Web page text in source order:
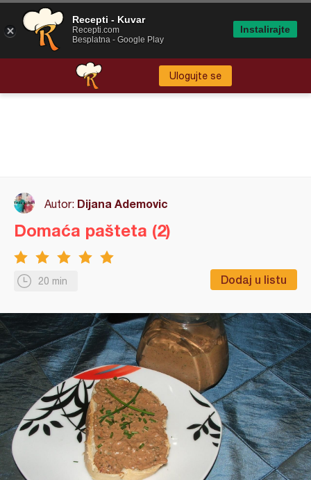
Ulogujte se
Autor: Dijana Ademovic
20 min Dodaj u listu
Domaća pašteta (2)
Recepti - Kuvar
Recepti.com
Besplatna - Google Play
Instalirajte